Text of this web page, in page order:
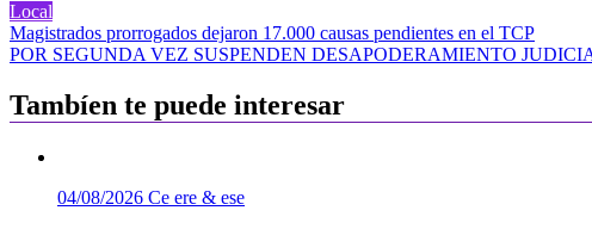
Local
Navegación
de
entradas
Magistrados prorrogados dejaron 17.000 causas pendientes en el TCP
POR SEGUNDA VEZ SUSPENDEN DESAPODERAMIENTO
Tambíen te puede interesar
04/08/2026 Ce ere & ese